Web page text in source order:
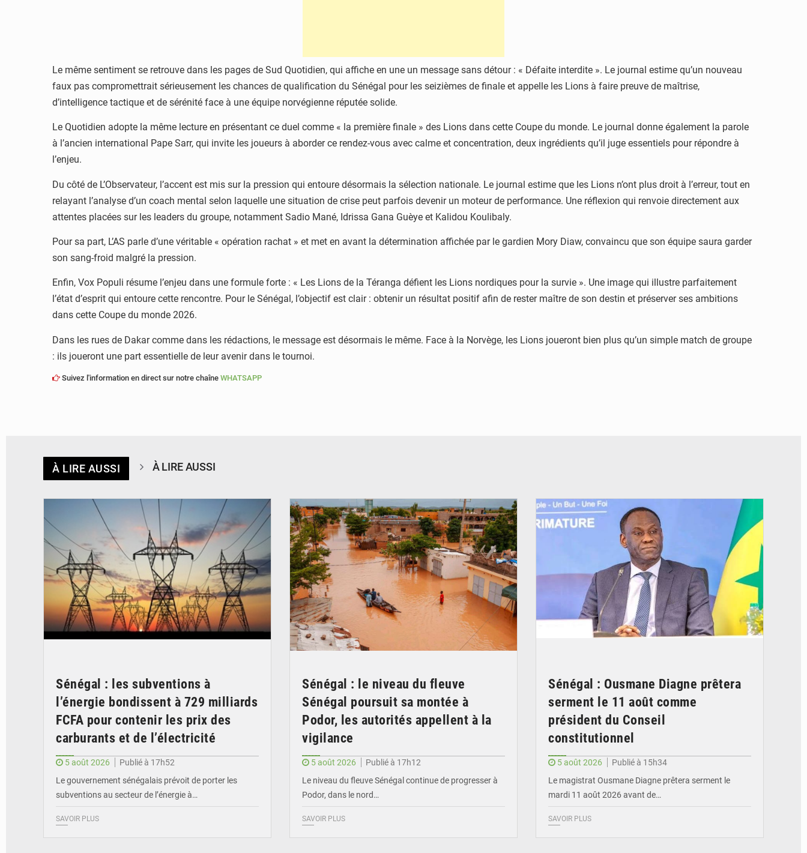
Le même sentiment se retrouve dans les pages de Sud Quotidien, qui affiche en une un message sans détour : « Défaite interdite ». Le journal estime qu’un nouveau
faux pas compromettrait sérieusement les chances de qualification du Sénégal pour les seizièmes de finale et appelle les Lions à faire preuve de maîtrise,
d’intelligence tactique et de sérénité face à une équipe norvégienne réputée solide.
Le Quotidien adopte la même lecture en présentant ce duel comme « la première finale » des Lions dans cette Coupe du monde. Le journal donne également la parole
à l’ancien international Pape Sarr, qui invite les joueurs à aborder ce rendez-vous avec calme et concentration, deux ingrédients qu’il juge essentiels pour répondre à
l’enjeu.
Du côté de L’Observateur, l’accent est mis sur la pression qui entoure désormais la sélection nationale. Le journal estime que les Lions n’ont plus droit à l’erreur, tout en
relayant l’analyse d’un coach mental selon laquelle une situation de crise peut parfois devenir un moteur de performance. Une réflexion qui renvoie directement aux
attentes placées sur les leaders du groupe, notamment Sadio Mané, Idrissa Gana Guèye et Kalidou Koulibaly.
Pour sa part, L’AS parle d’une véritable « opération rachat » et met en avant la détermination affichée par le gardien Mory Diaw, convaincu que son équipe saura garder
son sang-froid malgré la pression.
Enfin, Vox Populi résume l’enjeu dans une formule forte : « Les Lions de la Téranga défient les Lions nordiques pour la survie ». Une image qui illustre parfaitement
l’état d’esprit qui entoure cette rencontre. Pour le Sénégal, l’objectif est clair : obtenir un résultat positif afin de rester maître de son destin et préserver ses ambitions
dans cette Coupe du monde 2026.
Dans les rues de Dakar comme dans les rédactions, le message est désormais le même. Face à la Norvège, les Lions joueront bien plus qu’un simple match de groupe
: ils joueront une part essentielle de leur avenir dans le tournoi.
Suivez l'information en direct sur notre chaîne WHATSAPP
À LIRE AUSSI À LIRE AUSSI
Sénégal : les subventions à
l’énergie bondissent à 729 milliards
FCFA pour contenir les prix des
carburants et de l’électricité
5 août 2026
Publié à 17h52
Le gouvernement sénégalais prévoit de porter les
subventions au secteur de l’énergie à…
SAVOIR PLUS
Sénégal : le niveau du fleuve
Sénégal poursuit sa montée à
Podor, les autorités appellent à la
vigilance
5 août 2026
Publié à 17h12
Le niveau du fleuve Sénégal continue de progresser à
Podor, dans le nord…
SAVOIR PLUS
Sénégal : Ousmane Diagne prêtera
serment le 11 août comme
président du Conseil
constitutionnel
5 août 2026
Publié à 15h34
Le magistrat Ousmane Diagne prêtera serment le
mardi 11 août 2026 avant de…
SAVOIR PLUS